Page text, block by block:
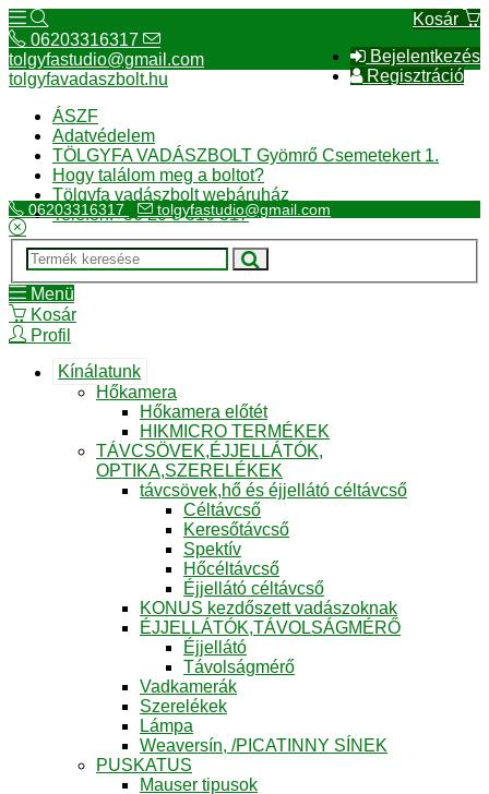
Kosár
Bejelentkezés
Regisztráció
06203316317
tolgyfastudio@gmail.com
tolgyfavadaszbolt.hu
ÁSZF
Adatvédelem
TÖLGYFA VADÁSZBOLT Gyömrő Csemetekert 1.
Hogy találom meg a boltot?
Tölgyfa vadászbolt webáruház
Telefon:+36 20 3 316 317
06203316317 tolgyfastudio@gmail.com
Menü
Kosár
Profil
Kínálatunk
Hőkamera
Hőkamera előtét
HIKMICRO TERMÉKEK
TÁVCSÖVEK,ÉJJELLÁTÓK,
OPTIKA,SZERELÉKEK
távcsövek,hő és éjjellátó céltávcső
Céltávcső
Keresőtávcső
Spektív
Hőcéltávcső
Éjjellátó céltávcső
KONUS kezdőszett vadászoknak
ÉJJELLÁTÓK,TÁVOLSÁGMÉRŐ
Éjjellátó
Távolságmérő
Vadkamerák
Szerelékek
Lámpa
Weaversín, /PICATINNY SÍNEK
PUSKATUS
Mauser tipusok